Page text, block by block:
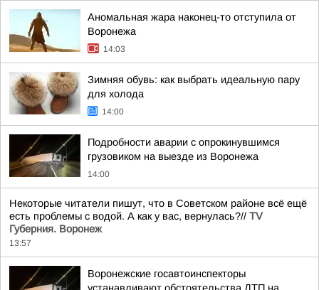
Аномальная жара наконец-то отступила от
Воронежа
14:03
Зимняя обувь: как выбрать идеальную пару
для холода
14:00
Подробности аварии с опрокинувшимся
грузовиком на выезде из Воронежа
14:00
Некоторые читатели пишут, что в Советском районе всё ещё
есть проблемы с водой. А как у вас, вернулась?// TV
Губерния. Воронеж
13:57
Воронежские госавтоинспекторы